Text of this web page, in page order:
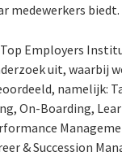
medewerkers biedt.
Employers
uit, waarbij
namelijk:
On-Boarding,
& Succession